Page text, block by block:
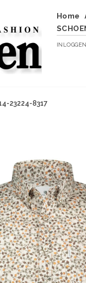
Home
INLOGGEN
23224-8317